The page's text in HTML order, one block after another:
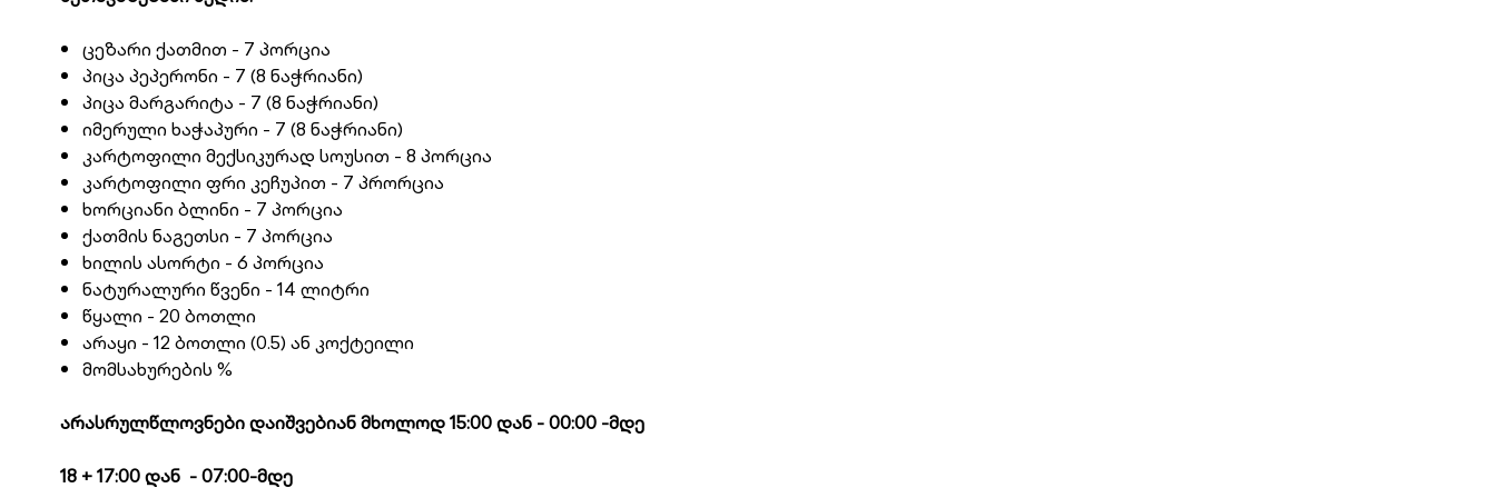
ცეზარი ქათმით - 7 პორცია
პიცა პეპერონი - 7 (8 ნაჭრიანი)
პიცა მარგარიტა - 7 (8 ნაჭრიანი)
იმერული ხაჭაპური - 7 (8 ნაჭრიანი)
კარტოფილი მექსიკურად სოუსით - 8 პორცია
კარტოფილი ფრი კეჩუპით - 7 პრორცია
ხორციანი ბლინი - 7 პორცია
ქათმის ნაგეთსი - 7 პორცია
ხილის ასორტი - 6 პორცია
ნატურალური წვენი - 14 ლიტრი
წყალი - 20 ბოთლი
არაყი - 12 ბოთლი (0.5) ან კოქტეილი
მომსახურების %
არასრულწლოვნები დაიშვებიან მხოლოდ 15:00 დან - 00:00 -მდე
18 + 17:00 დან - 07:00-მდე